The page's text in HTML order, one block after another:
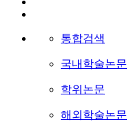
통합검색
국내학술논문
학위논문
해외학술논문